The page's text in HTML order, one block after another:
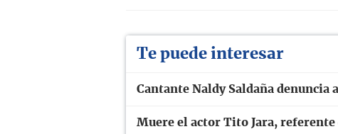
Te puede interesar
Cantante Naldy Saldaña denuncia
Muere el actor Tito Jara,